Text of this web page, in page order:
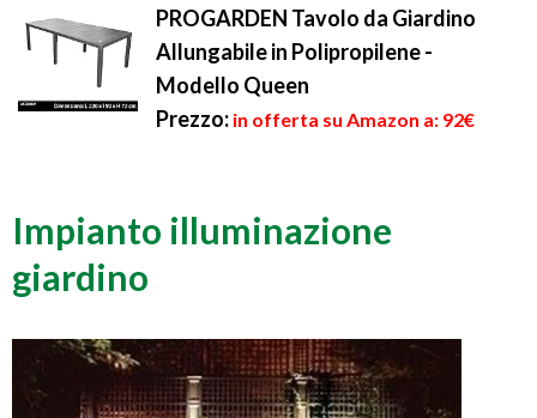
PROGARDEN Tavolo da Giardino
Allungabile in Polipropilene -
Modello Queen
Prezzo: in offerta su Amazon a: 92€
Impianto illuminazione
giardino